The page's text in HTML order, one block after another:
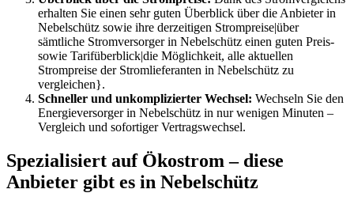
erhalten Sie einen sehr guten Überblick über die Anbieter in
Nebelschütz sowie ihre derzeitigen Strompreise|über
sämtliche Stromversorger in Nebelschütz einen guten Preis-
sowie Tarifüberblick|die Möglichkeit, alle aktuellen
Strompreise der Stromlieferanten in Nebelschütz zu
vergleichen}.
Schneller und unkomplizierter Wechsel: Wechseln Sie den
Energieversorger in Nebelschütz in nur wenigen Minuten –
Vergleich und sofortiger Vertragswechsel.
Spezialisiert auf Ökostrom – diese
Anbieter gibt es in Nebelschütz